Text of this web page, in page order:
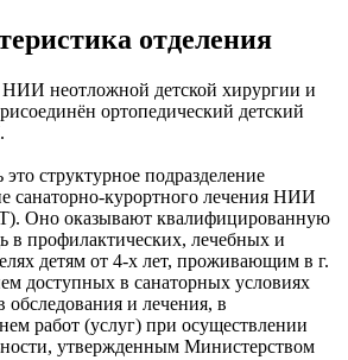
отделения
НИИ неотложной детской хирургии и
ортопедический детский
структурное подразделение
санаторно-курортного лечения НИИ
оказывают квалифицированную
профилактических, лечебных и
детям от 4-х лет, проживающим в г.
доступных в санаторных условиях
и лечения, в
работ (услуг) при осуществлении
утвержденным Министерством